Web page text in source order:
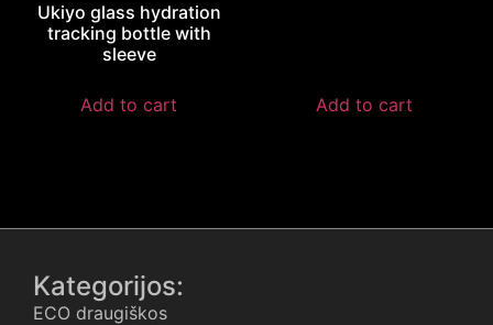
Ukiyo glass hydration
tracking bottle with
sleeve
Add to cart Add to cart
Kategorijos:
ECO draugiškos